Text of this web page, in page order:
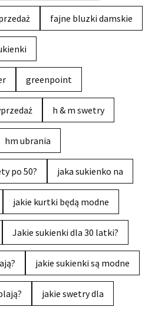
fajne bluzki damskie
greenpoint
h & m swetry
hm ubrania
po 50? jaka sukienko na
jakie kurtki będą modne
Jakie sukienki dla 30 latki?
jakie sukienki są modne
jakie swetry dla